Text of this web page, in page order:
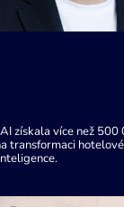
získala více než
transformaci